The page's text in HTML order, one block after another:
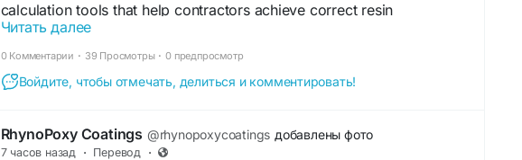
calculation tools that help contractors achieve correct resin
proportions for consistent and reliable installation results.
https://tradeepoxy.com/calculators/resin-mixing-ratio-calculator/
Читать далее
0 Комментарии · 39 Просмотры · 0 предпросмотр
Войдите, чтобы отмечать, делиться и комментировать!
RhynoPoxy Coatings @rhynopoxycoatings добавлены фото
7 часов назад · Перевод ·